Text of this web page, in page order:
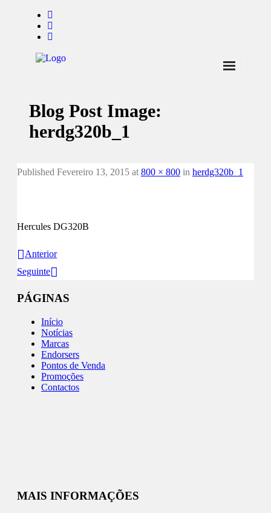
Notícias
Marcas
Contactos
Blog Post Image:
herdg320b_1
Published Fevereiro 13, 2015 at 800 × 800 in herdg320b_1
Hercules DG320B
Anterior
Seguinte
PÁGINAS
Início
Notícias
Marcas
Endorsers
Pontos de Venda
Promoções
Contactos
MAIS INFORMAÇÕES